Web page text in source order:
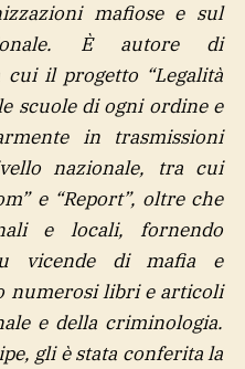
mafiose e sul
È autore di
il progetto “Legalità
scuole di ogni ordine e
in trasmissioni
nazionale, tra cui
e “Report”, oltre che
e locali, fornendo
vicende di mafia e
numerosi libri e articoli
e della criminologia.
gli è stata conferita la